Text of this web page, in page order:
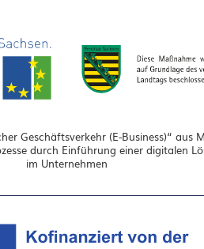
Geschäftsverkehr (E-Business)“
durch Einführung einer digitalen
im Unternehmen